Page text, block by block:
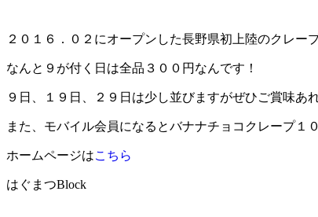
２０１６．０２にオープンした長野県初上陸のクレー
なんと９が付く日は全品３００円なんです！
９日、１９日、２９日は少し並びますがぜひご賞味あ
また、モバイル会員になるとバナナチョコクレープ１
ホームページはこちら
はぐまつBlock